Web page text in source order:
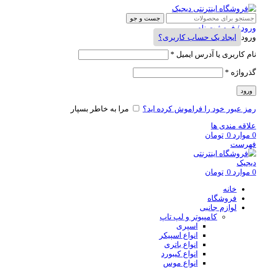
جست و جو
ورود / فرم ثبت نام
ورود
ایجاد یک حساب کاربری؟
نام کاربری یا آدرس ایمیل *
گذرواژه *
ورود
رمز عبور خود را فراموش کرده اید؟ مرا به خاطر بسپار
علاقه مندی ها
0 موارد 0 تومان
فهرست
0 موارد 0 تومان
خانه
فروشگاه
لوازم جانبی
کامپیوتر و لپ تاپ
اسپری
انواع اسپیکر
انواع باتری
انواع کیبورد
انواع موس